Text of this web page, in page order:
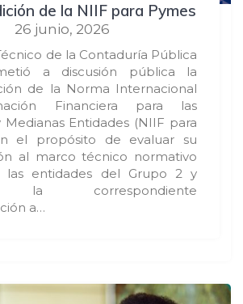
de la NIIF para Pymes
26 junio, 2026
de la Contaduría Pública
a discusión pública la
de la Norma Internacional
Financiera para las
Medianas Entidades (NIIF para
el propósito de evaluar su
al marco técnico normativo
las entidades del Grupo 2 y
la correspondiente
a…